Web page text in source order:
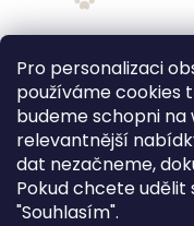
Pro personalizaci
používáme cookies
budeme schopni na
relevantnější
dat nezačneme,
Pokud chcete
"Souhlasím".